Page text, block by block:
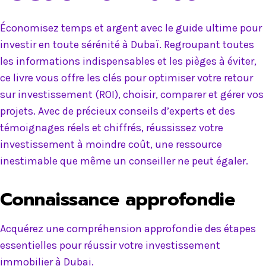
Économisez temps et argent avec le guide ultime pour
investir en toute sérénité à Dubaï. Regroupant toutes
les informations indispensables et les pièges à éviter,
ce livre vous offre les clés pour optimiser votre retour
sur investissement (ROI), choisir, comparer et gérer vos
projets. Avec de précieux conseils d’experts et des
témoignages réels et chiffrés, réussissez votre
investissement à moindre coût, une ressource
inestimable que même un conseiller ne peut égaler.
Connaissance approfondie
Acquérez une compréhension approfondie des étapes
essentielles pour réussir votre investissement
immobilier à Dubai.